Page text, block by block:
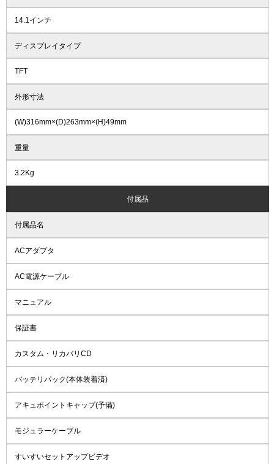
14.1インチ
ディスプレイタイプ
TFT
外形寸法
(W)316mm×(D)263mm×(H)49mm
重量
3.2Kg
付属品
付属品名
ACアダプタ
AC電源ケーブル
マニュアル
保証書
カスタム・リカバリCD
バッテリパック(本体装着済)
アキュポイントキャップ(予備)
モジュラーケーブル
すいすいセットアップビデオ